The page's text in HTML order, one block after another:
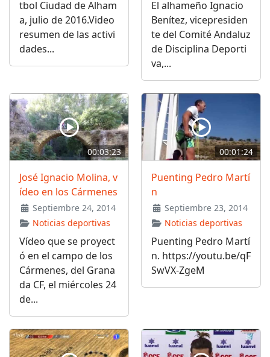
tbol Ciudad de Alham
a, julio de 2016.Video
resumen de las activi
dades...
El alhameño Ignacio
Benítez, vicepresiden
te del Comité Andaluz
de Disciplina Deporti
va,...
00:03:23
José Ignacio Molina, v
ídeo en los Cármenes
Septiembre 24, 2014
Noticias deportivas
Vídeo que se proyect
ó en el campo de los
Cármenes, del Grana
da CF, el miércoles 24
de...
00:01:24
Puenting Pedro Martí
n
Septiembre 23, 2014
Noticias deportivas
Puenting Pedro Martí
n. https://youtu.be/qF
SwVX-ZgeM